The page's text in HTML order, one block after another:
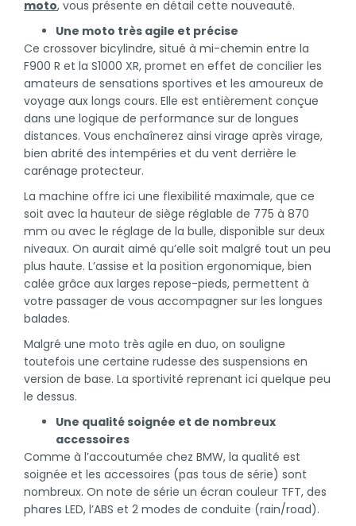
moto, vous présente en détail cette nouveauté.
Une moto très agile et précise
Ce crossover bicylindre, situé à mi-chemin entre la
F900 R et la S1000 XR, promet en effet de concilier les
amateurs de sensations sportives et les amoureux de
voyage aux longs cours. Elle est entièrement conçue
dans une logique de performance sur de longues
distances. Vous enchaînerez ainsi virage après virage,
bien abrité des intempéries et du vent derrière le
carénage protecteur.
La machine offre ici une flexibilité maximale, que ce
soit avec la hauteur de siège réglable de 775 à 870
mm ou avec le réglage de la bulle, disponible sur deux
niveaux. On aurait aimé qu’elle soit malgré tout un peu
plus haute. L’assise et la position ergonomique, bien
calée grâce aux larges repose-pieds, permettent à
votre passager de vous accompagner sur les longues
balades.
Malgré une moto très agile en duo, on souligne
toutefois une certaine rudesse des suspensions en
version de base. La sportivité reprenant ici quelque peu
le dessus.
Une qualité soignée et de nombreux
accessoires
Comme à l’accoutumée chez BMW, la qualité est
soignée et les accessoires (pas tous de série) sont
nombreux. On note de série un écran couleur TFT, des
phares LED, l’ABS et 2 modes de conduite (rain/road).